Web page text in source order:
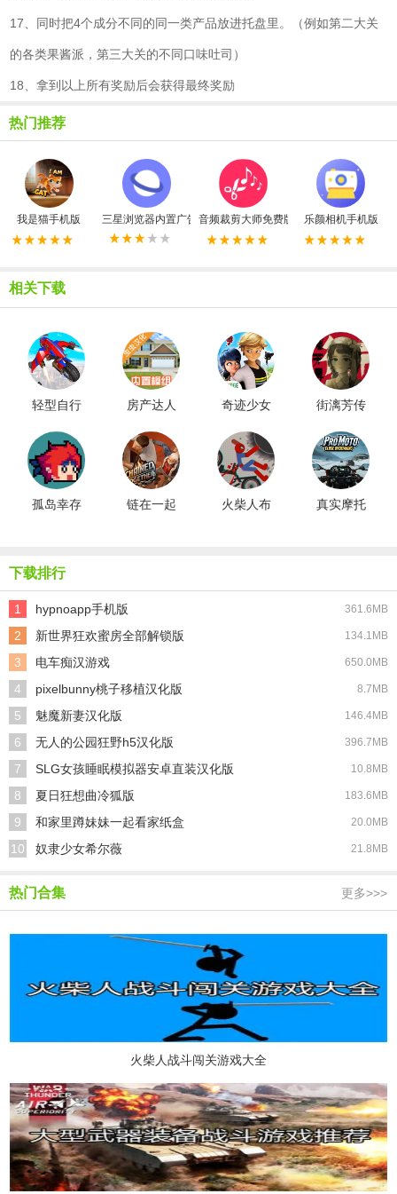
17、同时把4个成分不同的同一类产品放进托盘里。（例如第二大关
的各类果酱派，第三大关的不同口味吐司）
18、拿到以上所有奖励后会获得最终奖励
热门推荐
我是猫手机版 三星浏览器内置广告拦截器最新版
音频裁剪大师免费版 乐颜相机手机版
相关下载
轻型自行
技游戏
房产达人
奇迹少女
版
街漓芳传
孤岛幸存
链在一起
火柴人布
真实摩托
下载排行
1 hypnoapp手机版 361.6MB
2 新世界狂欢蜜房全部解锁版 134.1MB
3 电车痴汉游戏 650.0MB
4 pixelbunny桃子移植汉化版 8.7MB
5 魅魔新妻汉化版 146.4MB
6 无人的公园狂野h5汉化版 396.7MB
7 SLG女孩睡眠模拟器安卓直装汉化版 10.8MB
8 夏日狂想曲冷狐版 183.6MB
9 和家里蹲妹妹一起看家纸盒 20.0MB
10 奴隶少女希尔薇 21.8MB
热门合集 更多>>>
火柴人战斗闯关游戏大全